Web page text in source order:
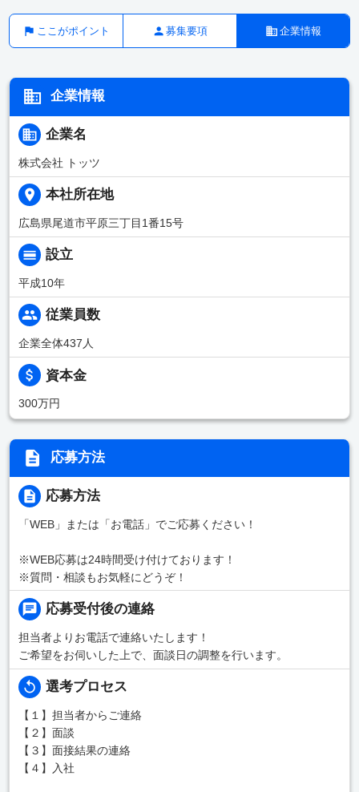
ここがポイント 募集要項 企業情報
企業情報
企業名
株式会社 トッツ
本社所在地
広島県尾道市平原三丁目1番15号
設立
平成10年
従業員数
企業全体437人
資本金
300万円
応募方法
応募方法
「WEB」または「お電話」でご応募ください！
※WEB応募は24時間受け付けております！
※質問・相談もお気軽にどうぞ！
応募受付後の連絡
担当者よりお電話で連絡いたします！
ご希望をお伺いした上で、面談日の調整を行います。
選考プロセス
【１】担当者からご連絡
【２】面談
【３】面接結果の連絡
【４】入社